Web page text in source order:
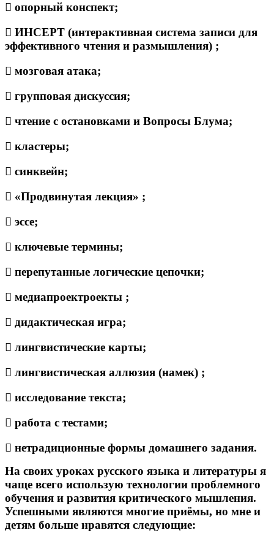
 опорный конспект;
 ИНСЕРТ (интерактивная система записи для
эффективного чтения и размышления) ;
 мозговая атака;
 групповая дискуссия;
 чтение с остановками и Вопросы Блума;
 кластеры;
 синквейн;
 «Продвинутая лекция» ;
 эссе;
 ключевые термины;
 перепутанные логические цепочки;
 медиапроектроекты ;
 дидактическая игра;
 лингвистические карты;
 лингвистическая аллюзия (намек) ;
 исследование текста;
 работа с тестами;
 нетрадиционные формы домашнего задания.
На своих уроках русского языка и литературы я
чаще всего использую технологии проблемного
обучения и развития критического мышления.
Успешными являются многие приёмы, но мне и
детям больше нравятся следующие: